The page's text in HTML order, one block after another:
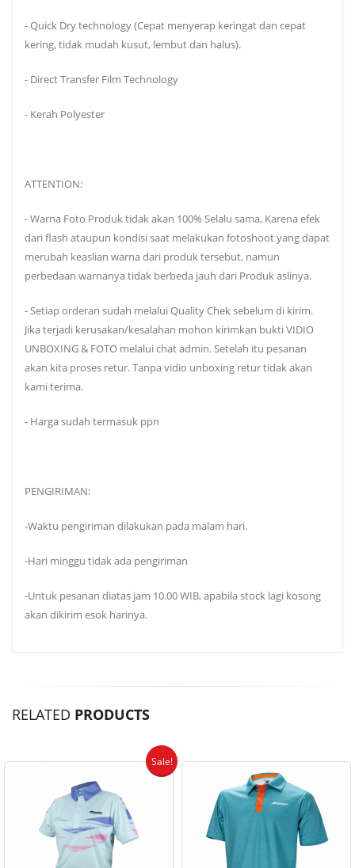
- Quick Dry technology (Cepat menyerap keringat dan cepat
kering, tidak mudah kusut, lembut dan halus).
- Direct Transfer Film Technology
- Kerah Polyester
ATTENTION:
- Warna Foto Produk tidak akan 100% Selalu sama, Karena efek
dari flash ataupun kondisi saat melakukan fotoshoot yang dapat
merubah keaslian warna dari produk tersebut, namun
perbedaan warnanya tidak berbeda jauh dari Produk aslinya.
- Setiap orderan sudah melalui Quality Chek sebelum di kirim.
Jika terjadi kerusakan/kesalahan mohon kirimkan bukti VIDIO
UNBOXING & FOTO melalui chat admin. Setelah itu pesanan
akan kita proses retur. Tanpa vidio unboxing retur tidak akan
kami terima.
- Harga sudah termasuk ppn
PENGIRIMAN:
-Waktu pengiriman dilakukan pada malam hari.
-Hari minggu tidak ada pengiriman
-Untuk pesanan diatas jam 10.00 WIB, apabila stock lagi kosong
akan dikirim esok harinya.
RELATED PRODUCTS
Sale!